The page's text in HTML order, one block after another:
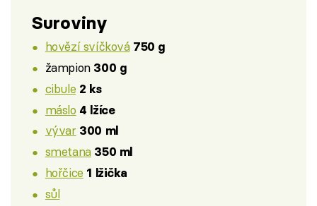
Suroviny
hovězí svíčková 750 g
žampion 300 g
cibule 2 ks
máslo 4 lžíce
vývar 300 ml
smetana 350 ml
hořčice 1 lžička
sůl